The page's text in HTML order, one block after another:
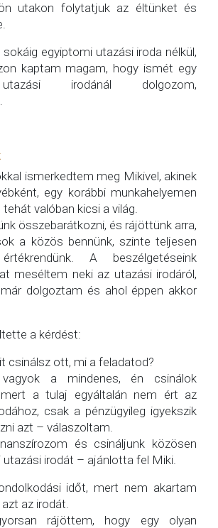
utakon folytatjuk az éltünket és
egyiptomi utazási iroda nélkül,
kaptam magam, hogy ismét egy
irodánál dolgozom,
ismerkedtem meg Mikivel, akinek
egy korábbi munkahelyemen
valóban kicsi a világ.
összebarátkozni, és rájöttünk arra,
a közös bennünk, szinte teljesen
A beszélgetéseink
meséltem neki az utazási irodáról,
dolgoztam és ahol éppen akkor
a kérdést:
csinálsz ott, mi a feladatod?
a mindenes, én csinálok
mert a tulaj egyáltalán nem ért az
csak a pénzügyileg igyekszik
azt – válaszoltam.
és csináljunk közösen
utazási irodát – ajánlotta fel Miki.
időt, mert nem akartam
az irodát.
rájöttem, hogy egy olyan